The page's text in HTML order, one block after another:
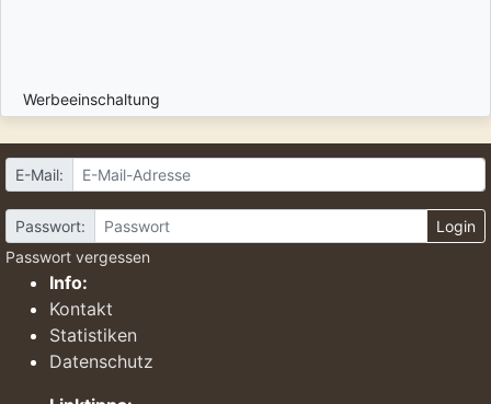
Werbeeinschaltung
E-Mail:
Passwort:
Login
Passwort vergessen
Info:
Kontakt
Statistiken
Datenschutz